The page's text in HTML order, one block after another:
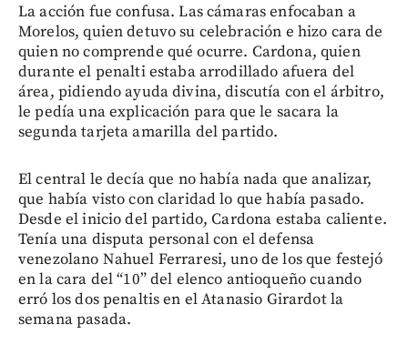
La acción fue confusa. Las cámaras enfocaban a
Morelos, quien detuvo su celebración e hizo cara de
quien no comprende qué ocurre. Cardona, quien
durante el penalti estaba arrodillado afuera del
área, pidiendo ayuda divina, discutía con el árbitro,
le pedía una explicación para que le sacara la
segunda tarjeta amarilla del partido.
El central le decía que no había nada que analizar,
que había visto con claridad lo que había pasado.
Desde el inicio del partido, Cardona estaba caliente.
Tenía una disputa personal con el defensa
venezolano Nahuel Ferraresi, uno de los que festejó
en la cara del “10” del elenco antioqueño cuando
erró los dos penaltis en el Atanasio Girardot la
semana pasada.